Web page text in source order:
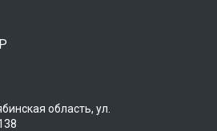
область, ул.